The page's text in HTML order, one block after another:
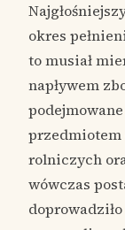
okres
to musiał
napływem
rolniczych
wówczas